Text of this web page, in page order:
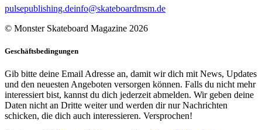
pulsepublishing.deinfo@skateboardmsm.de
© Monster Skateboard Magazine 2026
Geschäftsbedingungen
Gib bitte deine Email Adresse an, damit wir dich mit News, Updates
und den neuesten Angeboten versorgen können. Falls du nicht mehr
interessiert bist, kannst du dich jederzeit abmelden. Wir geben deine
Daten nicht an Dritte weiter und werden dir nur Nachrichten
schicken, die dich auch interessieren. Versprochen!